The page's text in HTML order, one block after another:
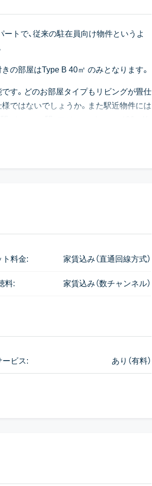
トで、従来の駐在員向け物件というよ
の部屋はType B 40㎡ のみとなります。
です。どのお部屋タイプもリビングが畳仕
ではないでしょうか。また駅近物件には
バーツほど安くなります（交渉可）。な
ト料金: 家賃込み（直通回線方式）
料: 家賃込み（数チャンネル）
ービス: あり（有料）